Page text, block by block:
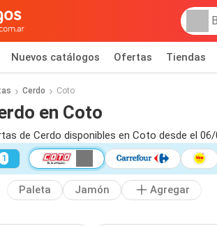
Nuevos catálogos Ofertas Tiendas
Cerdo Coto
en Coto
de Cerdo disponibles en Coto desde el
1
Paleta Jamón
Agregar